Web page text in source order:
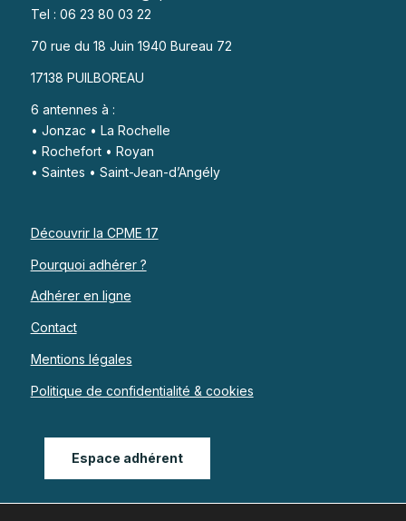
Tel : 06 23 80 03 22
70 rue du 18 Juin 1940 Bureau 72
17138 PUILBOREAU
6 antennes à :
• Jonzac • La Rochelle
• Rochefort • Royan
• Saintes • Saint-Jean-d’Angély
Découvrir la CPME 17
Pourquoi adhérer ?
Adhérer en ligne
Contact
Mentions légales
Politique de confidentialité & cookies
Espace adhérent